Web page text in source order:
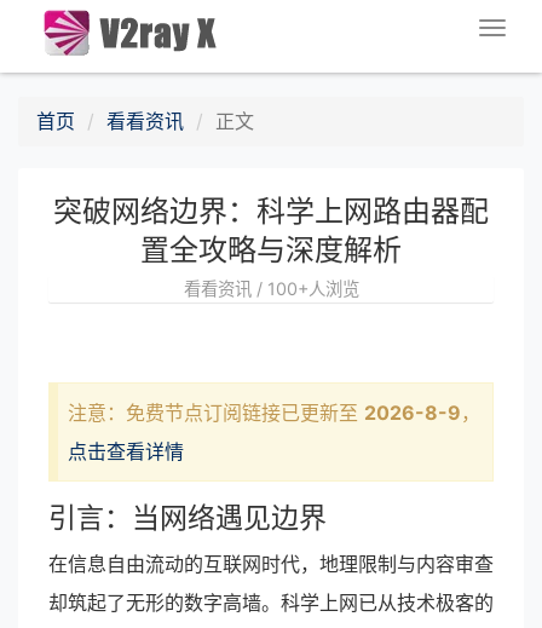
首页 看看资讯 正文
突破网络边界：科学上网路由器配
置全攻略与深度解析
看看资讯 / 100+人浏览
注意：免费节点订阅链接已更新至 2026-8-9 ，
点击查看详情
引言：当网络遇见边界
在信息自由流动的互联网时代，地理限制与内容审查
却筑起了无形的数字高墙。科学上网已从技术极客的